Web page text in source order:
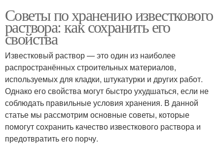
Советы по хранению известкового
раствора: как сохранить его
свойства
Известковый раствор — это один из наиболее
распространённых строительных материалов,
используемых для кладки, штукатурки и других работ.
Однако его свойства могут быстро ухудшаться, если не
соблюдать правильные условия хранения. В данной
статье мы рассмотрим основные советы, которые
помогут сохранить качество известкового раствора и
предотвратить его порчу.